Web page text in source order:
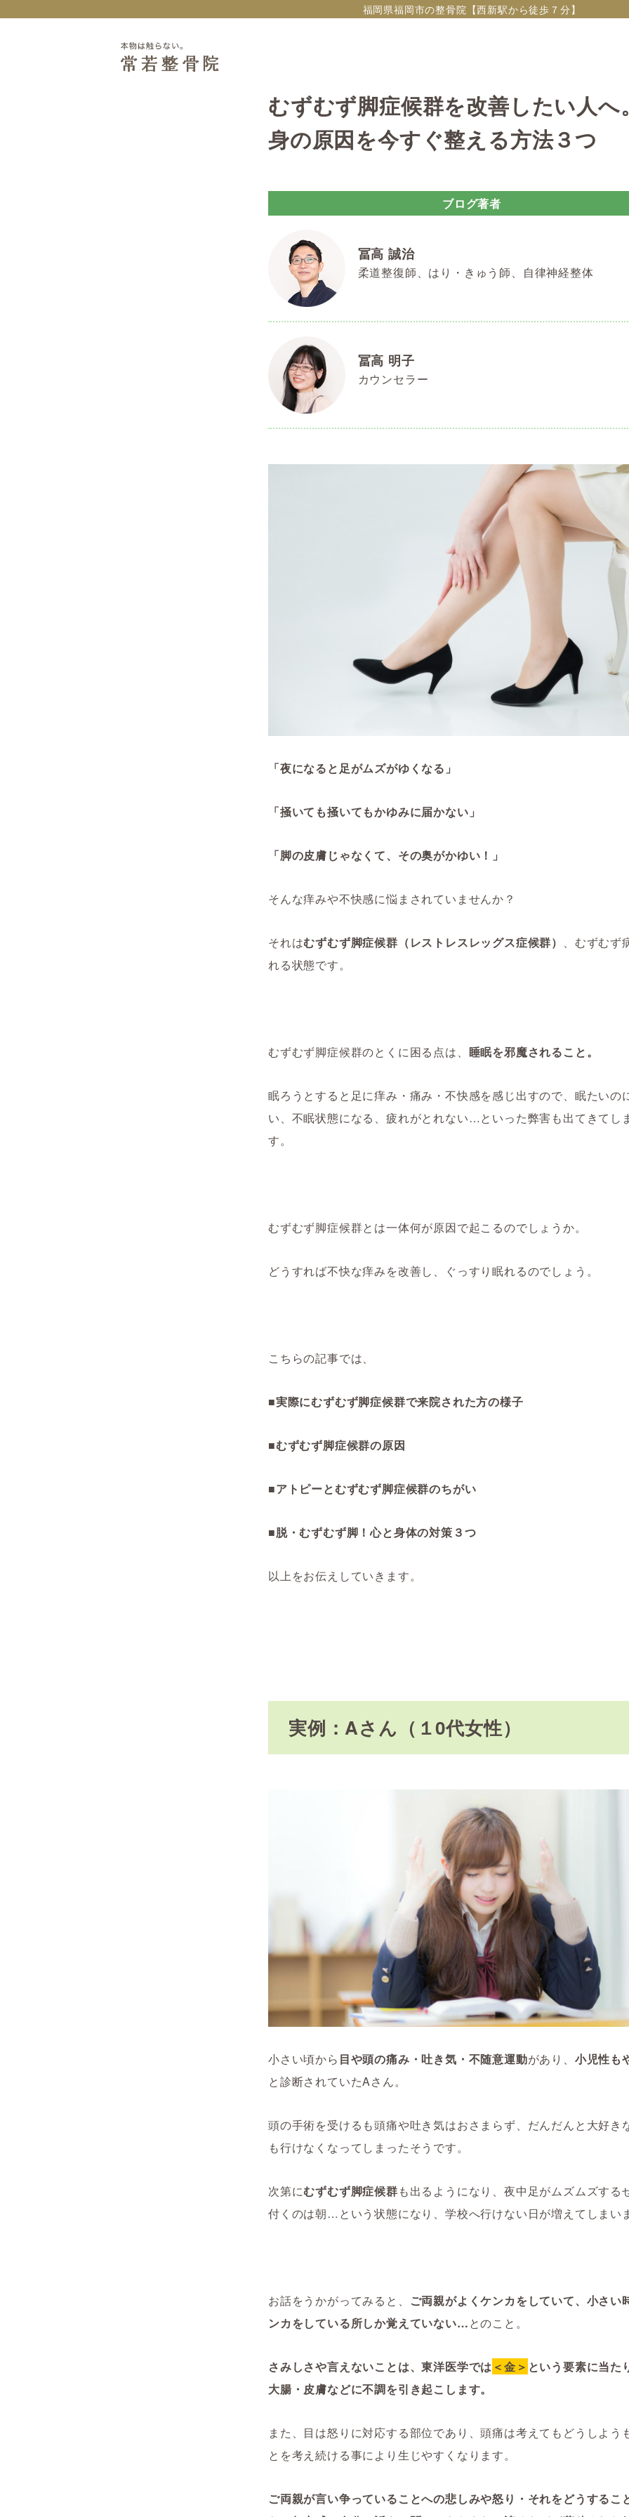
福岡県福岡市の整骨院【西新駅から徒歩７分】
むずむず脚症候群を改善したい人へ
身の原因を今すぐ整える方法３つ
ブログ著者
冨高 誠治
柔道整復師、はり・きゅう師、自律神経整体
冨高 明子
カウンセラー
「夜になると足がムズがゆくなる」
「掻いても掻いてもかゆみに届かない」
「脚の皮膚じゃなくて、その奥がかゆい！」
そんな痒みや不快感に悩まされていませんか？
それはむずむず脚症候群（レストレスレッグス症候群） 、むずむず
れる状態です。
むずむず脚症候群のとくに困る点は、 睡眠を邪魔されること。
眠ろうとすると足に痒み・痛み・不快感を感じ出すので、眠たいの
い、不眠状態になる、疲れがとれない…といった弊害も出てきてし
す。
むずむず脚症候群とは一体何が原因で起こるのでしょうか。
どうすれば不快な痒みを改善し、ぐっすり眠れるのでしょう。
こちらの記事では、
■実際にむずむず脚症候群で来院された方の様子
■むずむず脚症候群の原因
■アトピーとむずむず脚症候群のちがい
■脱・むずむず脚！心と身体の対策３つ
以上をお伝えしていきます。
実例：Aさん（１0代女性）
小さい頃から 目や頭の痛み・吐き気・不随意運動があり、 小児性も
と診断されていたAさん。
頭の手術を受けるも頭痛や吐き気はおさまらず、だんだんと大好き
も行けなくなってしまったそうです。
次第にむずむず脚症候群も出るようになり、夜中足がムズムズする
付くのは朝…という状態になり、学校へ行けない日が増えてしまい
お話をうかがってみると、
ご両親がよくケンカをしていて、小さい
ンカをしている所しか覚えていない…とのこと。
さみしさや言えないことは、東洋医学では ＜金＞ という要素に当た
大腸・皮膚などに不調を引き起こします。
また、目は怒りに対応する部位であり、頭痛は考えてもどうしよう
とを考え続ける事により生じやすくなります。
ご両親が言い争っていることへの悲しみや怒り・それをどうするこ